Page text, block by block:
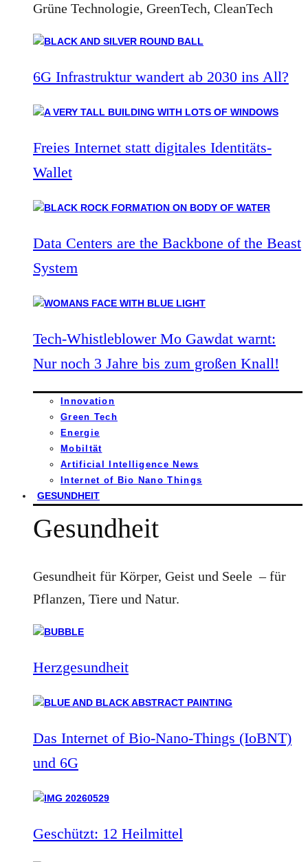
Grüne Technologie, GreenTech, CleanTech
6G Infrastruktur wandert ab 2030 ins All?
Freies Internet statt digitales Identitäts-
Wallet
Data Centers are the Backbone of the Beast
System
Tech-Whistleblower Mo Gawdat warnt:
Nur noch 3 Jahre bis zum großen Knall!
Innovation
Green Tech
Energie
Mobiltät
Artificial Intelligence News
Internet of Bio Nano Things
GESUNDHEIT
Gesundheit
Gesundheit für Körper, Geist und Seele – für
Pflanzen, Tiere und Natur.
Herzgesundheit
Das Internet of Bio-Nano-Things (IoBNT)
und 6G
Geschützt: 12 Heilmittel